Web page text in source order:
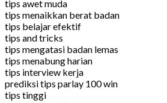
tips awet muda
tips menaikkan berat badan
tips belajar efektif
tips and tricks
tips mengatasi badan lemas
tips menabung harian
tips interview kerja
prediksi tips parlay 100 win
tips tinggi